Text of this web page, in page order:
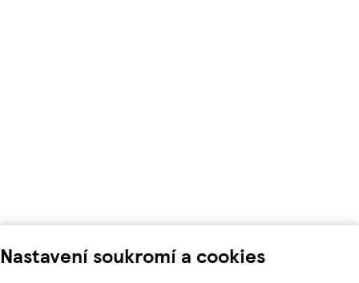
Nastavení soukromí a cookies